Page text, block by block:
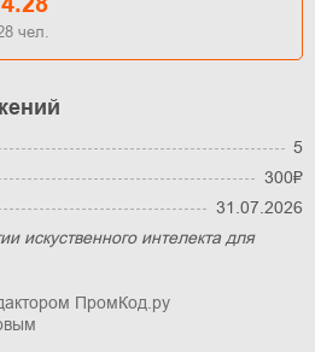
чел.
5
300₽
31.07.2026
искуственного интелекта для
ПромКод.ру